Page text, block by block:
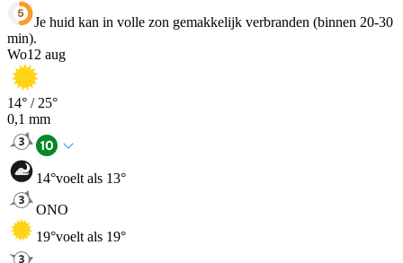
Je huid kan in volle zon gemakkelijk verbranden (binnen 20-30
min).
Wo12 aug
14° / 25°
0,1 mm
14°voelt als 13°
ONO
19°voelt als 19°